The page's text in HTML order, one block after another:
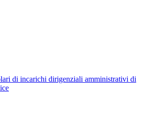
di incarichi dirigenziali amministrativi di